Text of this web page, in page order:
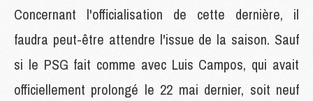
Concernant l'officialisation de cette dernière, il
faudra peut-être attendre l'issue de la saison. Sauf
si le PSG fait comme avec Luis Campos, qui avait
officiellement prolongé le 22 mai dernier, soit neuf